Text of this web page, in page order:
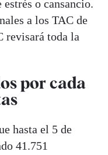
o cansancio.
a los TAC de
revisará toda la
por cada
hasta el 5 de
41.751